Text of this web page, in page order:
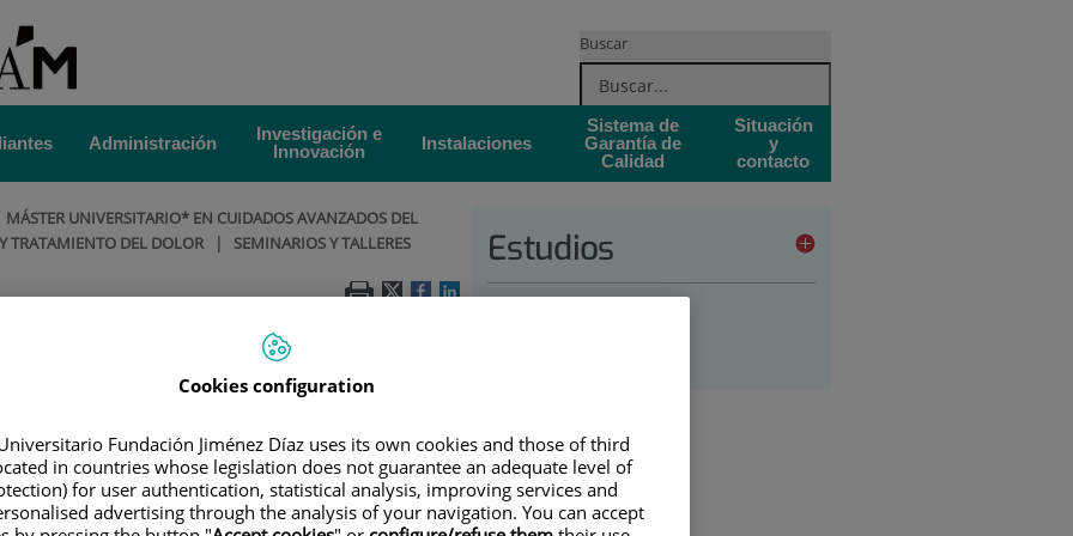
Buscar
Administración
Investigación e
Innovación
Instalaciones
Sistema de
Garantía de
Calidad
Situación
y
contacto
MÁSTER UNIVERSITARIO* EN CUIDADOS AVANZADOS DEL
TRATAMIENTO DEL DOLOR | SEMINARIOS Y TALLERES
prácticos
Estudios
Cookies configuration
Fundación Jiménez Díaz uses its own cookies and those of third
in countries whose legislation does not guarantee an adequate level of
for user authentication, statistical analysis, improving services and
advertising through the analysis of your navigation. You can accept